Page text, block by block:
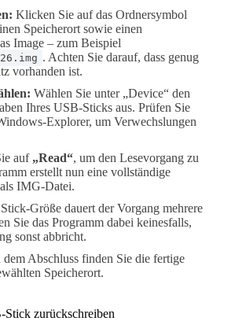
Klicken Sie auf das Ordnersymbol
Speicherort sowie einen
Image – zum Beispiel
. Achten Sie darauf, dass genug
vorhanden ist.
Wählen Sie unter „Device“ den
Ihres USB-Sticks aus. Prüfen Sie
Explorer, um Verwechslungen
auf „Read“, um den Lesevorgang zu
erstellt nun eine vollständige
IMG-Datei.
Größe dauert der Vorgang mehrere
Sie das Programm dabei keinesfalls,
sonst abbricht.
dem Abschluss finden Sie die fertige
Speicherort.
zurückschreiben